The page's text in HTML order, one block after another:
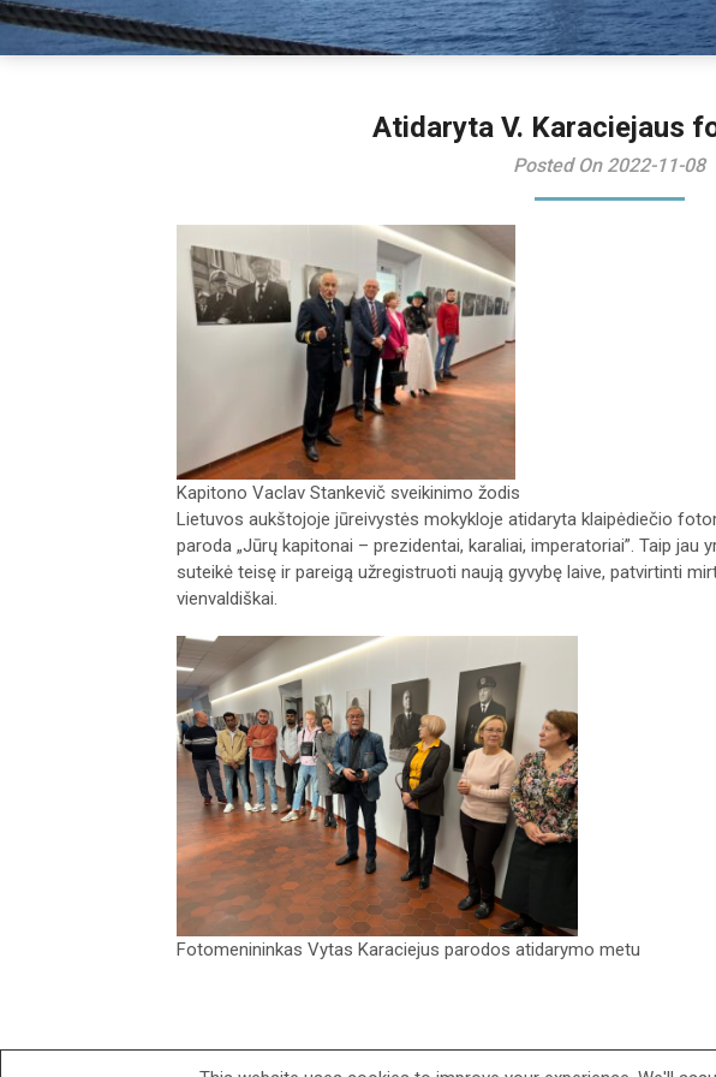
Atidaryta V. Karaciejaus
Posted On 2022-11-08
Kapitono Vaclav Stankevič sveikinimo žodis
Lietuvos aukštojoje jūreivystės mokykloje atidaryta klaipėdiečio
paroda „Jūrų kapitonai – prezidentai, karaliai, imperatoriai”. Taip jau
suteikė teisę ir pareigą užregistruoti naują gyvybę laive, patvirtinti
vienvaldiškai.
Fotomenininkas Vytas Karaciejus parodos atidarymo metu